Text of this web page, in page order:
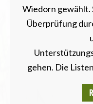
Wiedorn gewählt.
Überprüfung
gehen. Die